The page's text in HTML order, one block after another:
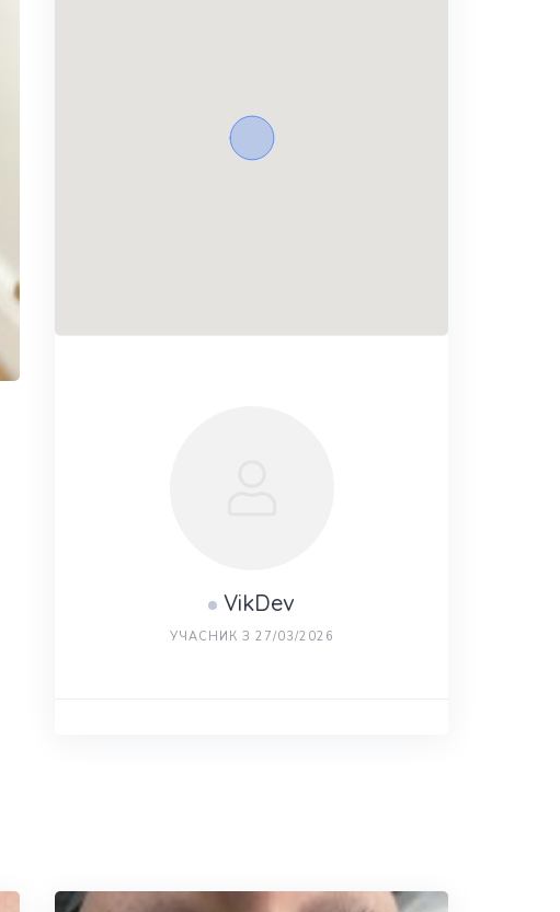
VikDev
УЧАСНИК З 27/03/2026